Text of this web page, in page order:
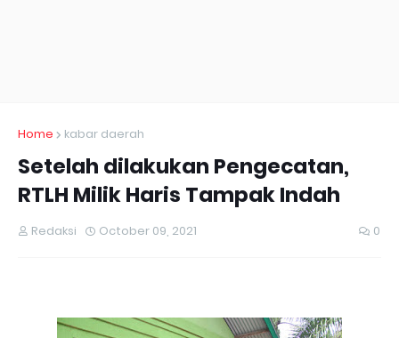
Home kabar daerah
Setelah dilakukan Pengecatan,
RTLH Milik Haris Tampak Indah
Redaksi October 09, 2021 0